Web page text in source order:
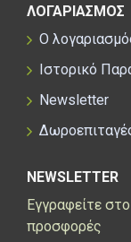
ΛΟΓΑΡΙΑΣΜΟΣ
Ο
Ιστορικό
Newsletter
NEWSLETTER
Εγγραφείτε
προσφορές